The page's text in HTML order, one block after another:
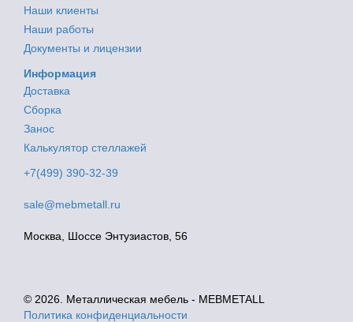
Наши клиенты
Наши работы
Документы и лицензии
Информация
Доставка
Сборка
Занос
Калькулятор стеллажей
+7(499) 390-32-39
sale@mebmetall.ru
Москва, Шоссе Энтузиастов, 56
© 2026. Металлическая мебель - MEBMETALL
Политика конфиденциальности